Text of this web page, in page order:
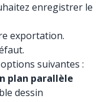
enregistrer le
exportation.
suivantes :
plan parallèle
dessin